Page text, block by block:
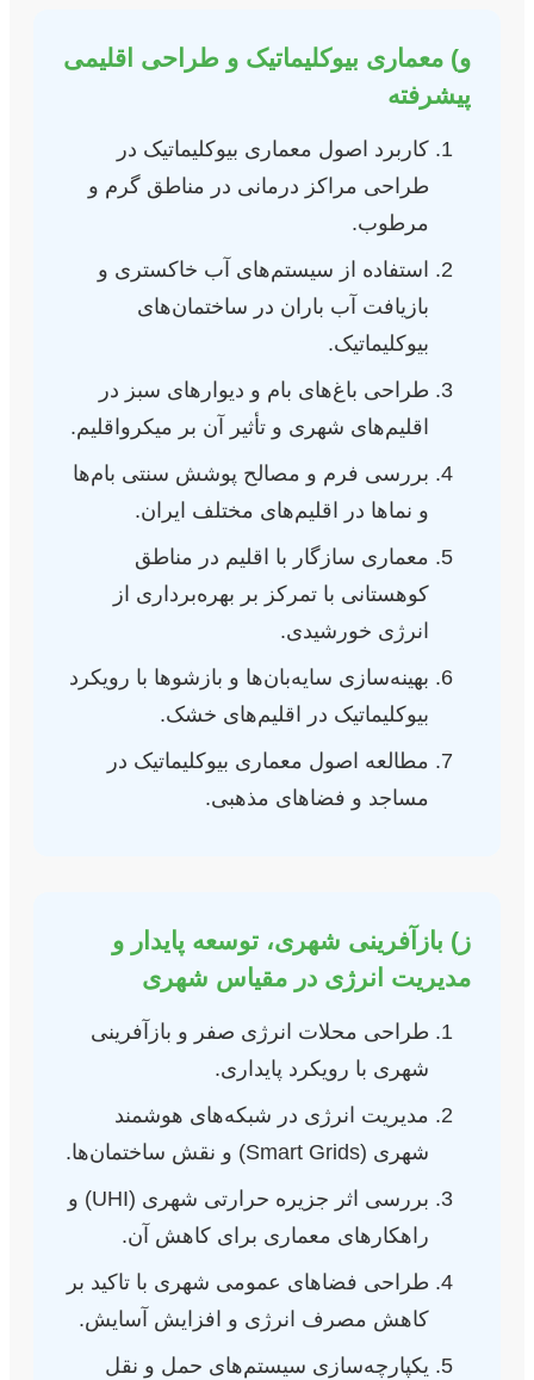
و) معماری بیوکلیماتیک و طراحی اقلیمی
پیشرفته
کاربرد اصول معماری بیوکلیماتیک در
طراحی مراکز درمانی در مناطق گرم و
مرطوب.
استفاده از سیستم‌های آب خاکستری و
بازیافت آب باران در ساختمان‌های
بیوکلیماتیک.
طراحی باغ‌های بام و دیوارهای سبز در
اقلیم‌های شهری و تأثیر آن بر میکرواقلیم.
بررسی فرم و مصالح پوشش سنتی بام‌ها
و نماها در اقلیم‌های مختلف ایران.
معماری سازگار با اقلیم در مناطق
کوهستانی با تمرکز بر بهره‌برداری از
انرژی خورشیدی.
بهینه‌سازی سایه‌بان‌ها و بازشوها با رویکرد
بیوکلیماتیک در اقلیم‌های خشک.
مطالعه اصول معماری بیوکلیماتیک در
مساجد و فضاهای مذهبی.
ز) بازآفرینی شهری، توسعه پایدار و
مدیریت انرژی در مقیاس شهری
طراحی محلات انرژی صفر و بازآفرینی
شهری با رویکرد پایداری.
مدیریت انرژی در شبکه‌های هوشمند
شهری (Smart Grids) و نقش ساختمان‌ها.
بررسی اثر جزیره حرارتی شهری (UHI) و
راهکارهای معماری برای کاهش آن.
طراحی فضاهای عمومی شهری با تاکید بر
کاهش مصرف انرژی و افزایش آسایش.
یکپارچه‌سازی سیستم‌های حمل و نقل